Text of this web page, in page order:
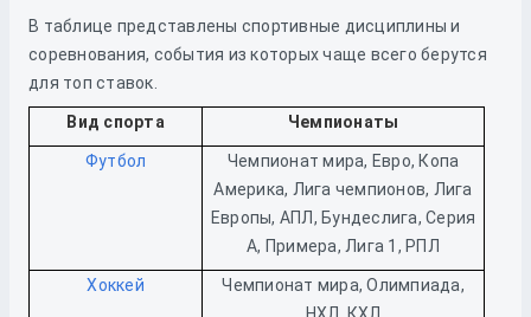
В таблице представлены спортивные дисциплины и
соревнования, события из которых чаще всего берутся
для топ ставок.
Вид спорта Чемпионаты
Футбол
Чемпионат мира, Евро, Копа
Америка, Лига чемпионов, Лига
Европы, АПЛ, Бундеслига, Серия
А, Примера, Лига 1, РПЛ
Хоккей
Чемпионат мира, Олимпиада,